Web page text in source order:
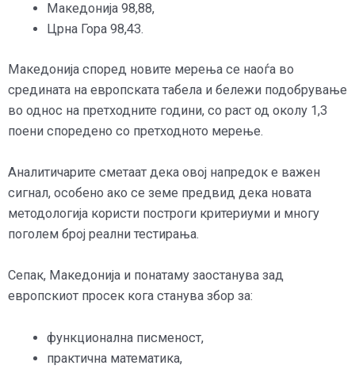
Македонија 98,88,
Црна Гора 98,43.
Македонија според новите мерења се наоѓа во
средината на европската табела и бележи подобрување
во однос на претходните години, со раст од околу 1,3
поени споредено со претходното мерење.
Аналитичарите сметаат дека овој напредок е важен
сигнал, особено ако се земе предвид дека новата
методологија користи построги критериуми и многу
поголем број реални тестирања.
Сепак, Македонија и понатаму заостанува зад
европскиот просек кога станува збор за:
функционална писменост,
практична математика,